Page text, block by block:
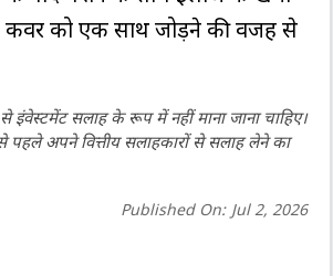
कवर को एक साथ जोड़ने की वजह से
सलाह के रूप में नहीं माना जाना चाहिए।
अपने वित्तीय सलाहकारों से सलाह लेने का
Published On: Jul 2, 2026